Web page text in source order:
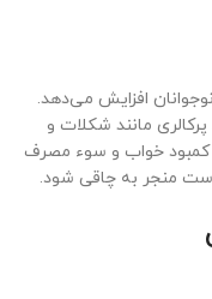
افزایش می‌دهد.
مانند شکلات و
کمبود خواب و سوء مصرف
است منجر به چاقی شود.